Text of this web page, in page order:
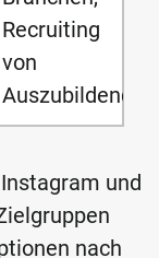
Recruiting
von
Auszubildenden
und
nach